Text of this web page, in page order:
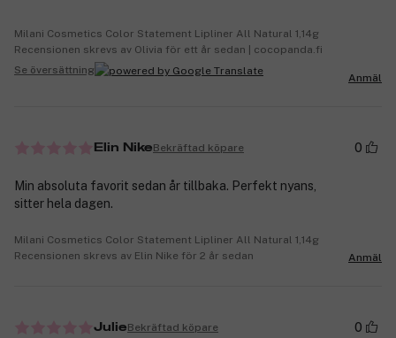
Milani Cosmetics Color Statement Lipliner All Natural 1,14g
Recensionen skrevs av Olivia för ett år sedan | cocopanda.fi
Se översättning
Anmäl
Elin NikeBekräftad köpare 0
Min absoluta favorit sedan år tillbaka. Perfekt nyans,
sitter hela dagen.
Milani Cosmetics Color Statement Lipliner All Natural 1,14g
Recensionen skrevs av Elin Nike för 2 år sedan
Anmäl
JulieBekräftad köpare 0